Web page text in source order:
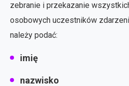
zebranie i przekazanie
osobowych uczestników
należy podać:
imię
nazwisko